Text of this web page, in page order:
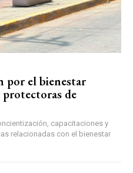
por el bienestar
de
capacitaciones y
relacionadas con el bienestar